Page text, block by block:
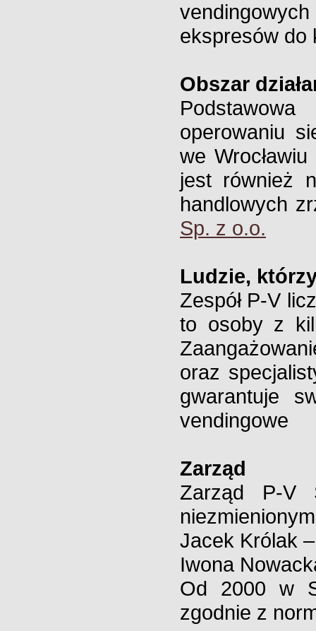
ekspresów do
Obszar
operowaniu
we
jest również
handlowych
Sp. z o.o.
Ludzie,
Zespół P-V
to osoby z
oraz
gwarantuje
vendingowe
Zarząd
Zarząd P-V
Jacek Królak
Iwona
Od 2000 w
zgodnie z